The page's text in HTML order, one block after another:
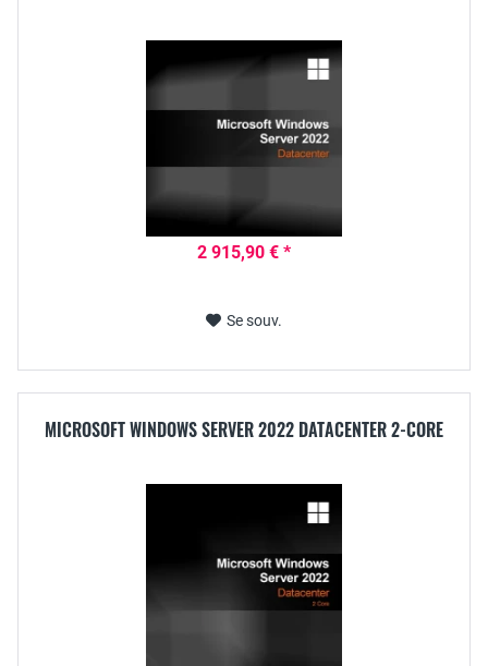
2 915,90 € *
Se souv.
MICROSOFT WINDOWS SERVER 2022 DATACENTER 2-CORE